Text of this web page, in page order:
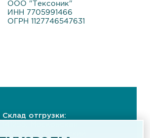
ООО "Тексоник"
ИНН 7705991466
ОГРН 1127746547631
Склад отгрузки: